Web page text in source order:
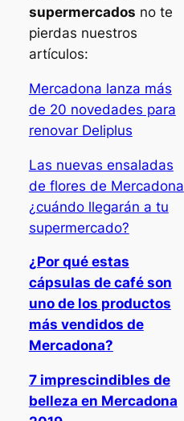
supermercados no te
pierdas nuestros
artículos:
Mercadona lanza más
de 20 novedades para
renovar Deliplus
Las nuevas ensaladas
de flores de Mercadona
¿cuándo llegarán a tu
supermercado?
¿Por qué estas
cápsulas de café son
uno de los productos
más vendidos de
Mercadona?
7 imprescindibles de
belleza en Mercadona